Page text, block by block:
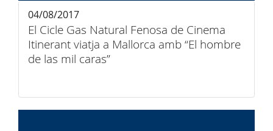
El Cicle Gas Natural Fenosa de Cinema
Itinerant viatja a Mallorca amb “El hombre
de las mil caras”
04/08/2017